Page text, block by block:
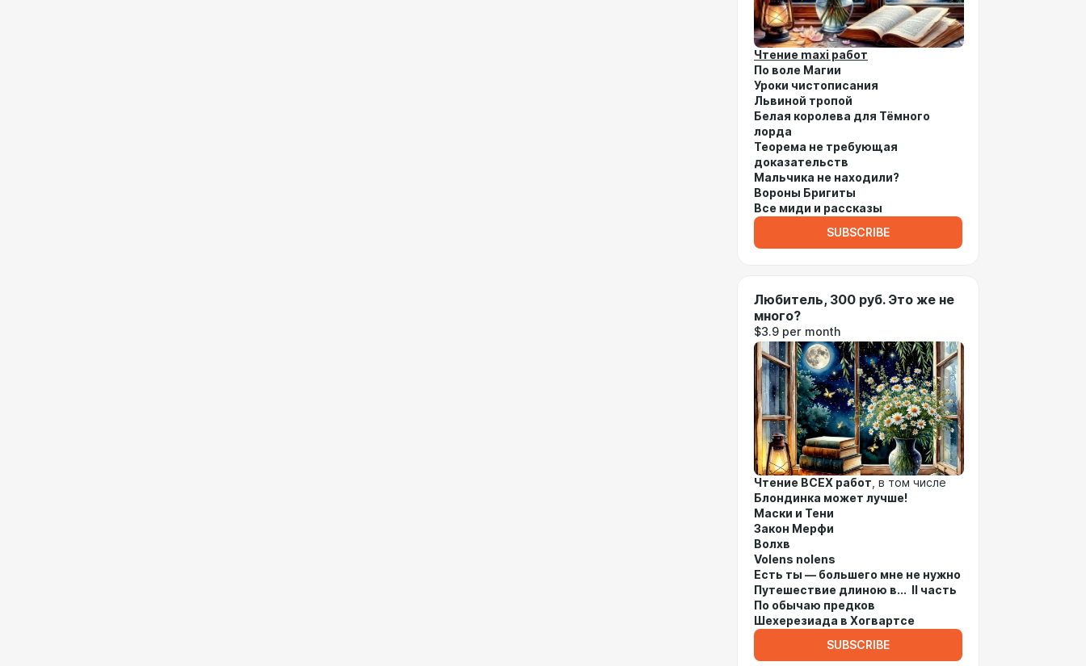
Чтение maxi работ
По воле Магии
Уроки чистописания
Львиной тропой
Белая королева для Тёмного
лорда
Теорема не требующая
доказательств
Мальчика не находили?
Вороны Бригиты
Все миди и рассказы
SUBSCRIBE
Любитель, 300 руб. Это же не
много?
$3.9 per month
Чтение ВСЕХ работ , в том числе
Блондинка может лучше!
Маски и Тени
Закон Мерфи
Волхв
Volens nolens
Есть ты — большего мне не нужно
Путешествие длиною в... II часть
По обычаю предков
Шехерезиада в Хогвартсе
SUBSCRIBE